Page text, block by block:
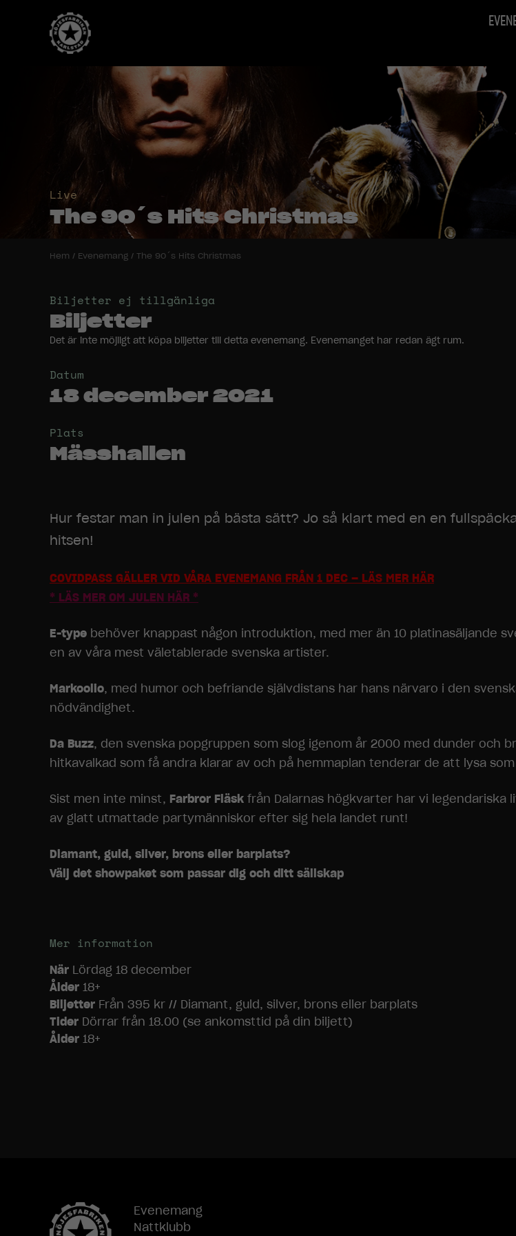
Live
The 90´s Hits Christmas
Hem / Evenemang / The 90´s Hits Christmas
Biljetter ej tillgänliga
Biljetter
Det är inte möjligt att köpa biljetter till detta evenemang. Evenemanget har redan ägt rum.
Datum
18 december 2021
Plats
Mässhallen
Hur festar man in julen på bästa sätt? Jo så klart med en en
hitsen!
COVIDPASS GÄLLER VID VÅRA EVENEMANG FRÅN 1 DEC – LÄS MER HÄR
* LÄS MER OM JULEN HÄR *
E-type behöver knappast någon introduktion, med mer än 10 platinasäljande
en av våra mest väletablerade svenska artister.
Markoolio, med humor och befriande självdistans har hans närvaro i den
nödvändighet.
Da Buzz, den svenska popgruppen som slog igenom år 2000 med dunder och
hitkavalkad som få andra klarar av och på hemmaplan tenderar de att lysa
Sist men inte minst, Farbror Fläsk från Dalarnas högkvarter har vi legendariska
av glatt utmattade partymänniskor efter sig hela landet runt!
Diamant, guld, silver, brons eller barplats?
Välj det showpaket som passar dig och ditt sällskap
Mer information
När Lördag 18 december
Ålder 18+
Biljetter Från 395 kr // Diamant, guld, silver, brons eller barplats
Tider Dörrar från 18.00 (se ankomsttid på din biljett)
Ålder 18+
Evenemang
Nattklubb